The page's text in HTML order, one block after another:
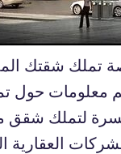
شقتك
معلومات
لتملك شقق